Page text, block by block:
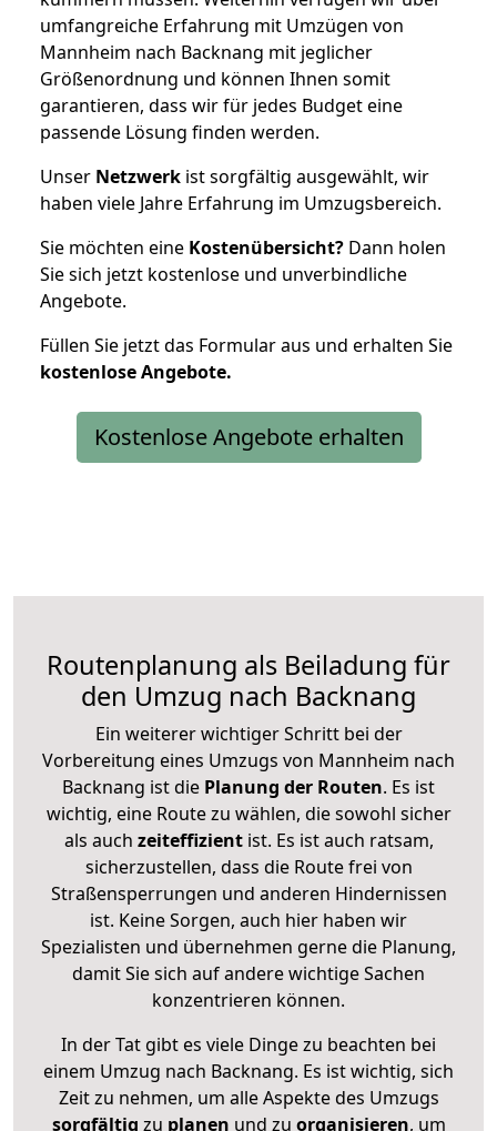
umfangreiche Erfahrung mit Umzügen von
Mannheim nach Backnang mit jeglicher
Größenordnung und können Ihnen somit
garantieren, dass wir für jedes Budget eine
passende Lösung finden werden.
Unser Netzwerk ist sorgfältig ausgewählt, wir
haben viele Jahre Erfahrung im Umzugsbereich.
Sie möchten eine Kostenübersicht? Dann holen
Sie sich jetzt kostenlose und unverbindliche
Angebote.
Füllen Sie jetzt das Formular aus und erhalten Sie
kostenloseAngebote.
Kostenlose Angebote erhalten
Routenplanung als Beiladung für
den Umzug nach Backnang
Ein weiterer wichtiger Schritt bei der
Vorbereitung eines Umzugs von Mannheim nach
Backnang ist die Planung der Routen. Es ist
wichtig, eine Route zu wählen, die sowohl sicher
als auch zeiteffizientist. Es ist auch ratsam,
sicherzustellen, dass die Route frei von
Straßensperrungen und anderen Hindernissen
ist. Keine Sorgen, auch hier haben wir
Spezialisten und übernehmen gerne die Planung,
damit Sie sich auf andere wichtige Sachen
konzentrieren können.
In der Tat gibt es viele Dinge zu beachten bei
einem Umzug nach Backnang. Es ist wichtig, sich
Zeit zu nehmen, um alle Aspekte des Umzugs
sorgfältig zu planen und zu organisieren, um